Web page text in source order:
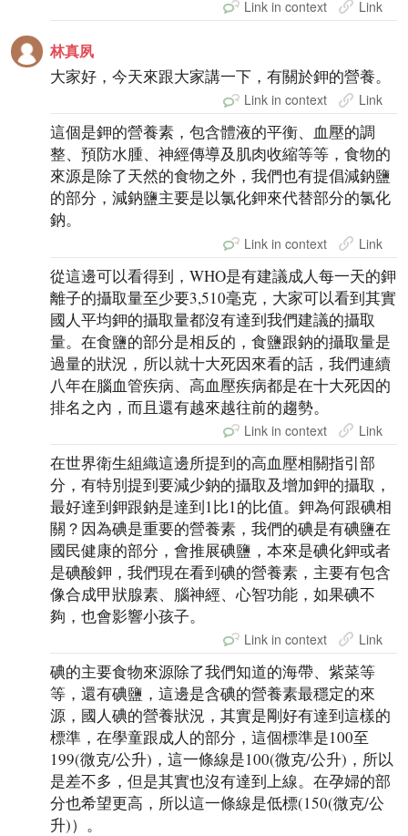
Link in context Link
林真夙
大家好，今天來跟大家講一下，有關於鉀的營養。
Link in context Link
這個是鉀的營養素，包含體液的平衡、血壓的調
整、預防水腫、神經傳導及肌肉收縮等等，食物的
來源是除了天然的食物之外，我們也有提倡減鈉鹽
的部分，減鈉鹽主要是以氯化鉀來代替部分的氯化
鈉。
Link in context Link
從這邊可以看得到，WHO是有建議成人每一天的鉀
離子的攝取量至少要3,510毫克，大家可以看到其實
國人平均鉀的攝取量都沒有達到我們建議的攝取
量。在食鹽的部分是相反的，食鹽跟鈉的攝取量是
過量的狀況，所以就十大死因來看的話，我們連續
八年在腦血管疾病、高血壓疾病都是在十大死因的
排名之內，而且還有越來越往前的趨勢。
Link in context Link
在世界衛生組織這邊所提到的高血壓相關指引部
分，有特別提到要減少鈉的攝取及增加鉀的攝取，
最好達到鉀跟鈉是達到1比1的比值。鉀為何跟碘相
關？因為碘是重要的營養素，我們的碘是有碘鹽在
國民健康的部分，會推展碘鹽，本來是碘化鉀或者
是碘酸鉀，我們現在看到碘的營養素，主要有包含
像合成甲狀腺素、腦神經、心智功能，如果碘不
夠，也會影響小孩子。
Link in context Link
碘的主要食物來源除了我們知道的海帶、紫菜等
等，還有碘鹽，這邊是含碘的營養素最穩定的來
源，國人碘的營養狀況，其實是剛好有達到這樣的
標準，在學童跟成人的部分，這個標準是100至
199(微克/公升)，這一條線是100(微克/公升)，所以
是差不多，但是其實也沒有達到上線。在孕婦的部
分也希望更高，所以這一條線是低標(150(微克/公
升)）。